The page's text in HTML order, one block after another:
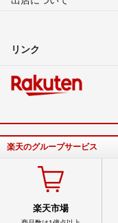
リンク
楽天のグループサービス
楽天市場